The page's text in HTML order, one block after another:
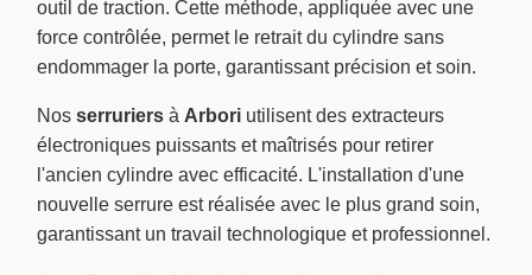
outil de traction. Cette méthode, appliquée avec une
force contrôlée, permet le retrait du cylindre sans
endommager la porte, garantissant précision et soin.
Nos serruriers à Arbori utilisent des extracteurs
électroniques puissants et maîtrisés pour retirer
l'ancien cylindre avec efficacité. L'installation d'une
nouvelle serrure est réalisée avec le plus grand soin,
garantissant un travail technologique et professionnel.